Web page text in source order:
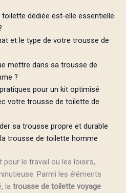
dédiée est-elle essentielle
et le type de votre trousse de
mettre dans sa trousse de
?
pour un kit optimisé
votre trousse de toilette de
sa trousse propre et durable
trousse de toilette homme
pour le travail ou les loisirs,
Parmi les éléments
la trousse de toilette voyage